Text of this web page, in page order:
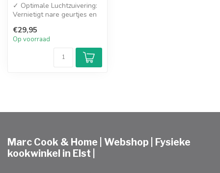
✓ Optimale Luchtzuivering:
Vernietigt nare geurtjes en
✓ Su...
€29,95
Op voorraad
Marc Cook & Home | Webshop | Fysieke
kookwinkel in Elst |